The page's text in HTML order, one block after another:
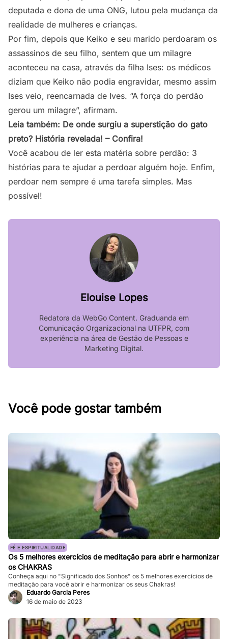
deputada e dona de uma ONG, lutou pela mudança da
realidade de mulheres e crianças.
Por fim, depois que Keiko e seu marido perdoaram os
assassinos de seu filho, sentem que um milagre
aconteceu na casa, através da filha Ises: os médicos
diziam que Keiko não podia engravidar, mesmo assim
Ises veio, reencarnada de Ives. “A força do perdão
gerou um milagre”, afirmam.
Leia também: De onde surgiu a superstição do gato
preto? História revelada! – Confira!
Você acabou de ler esta matéria sobre perdão: 3
histórias para te ajudar a perdoar alguém hoje. Enfim,
perdoar nem sempre é uma tarefa simples. Mas
possível!
Elouise Lopes
Redatora da WebGo Content. Graduanda em
Comunicação Organizacional na UTFPR, com
experiência na área de Gestão de Pessoas e
Marketing Digital.
Você pode gostar também
FÉ E ESPIRITUALIDADE
Os 5 melhores exercícios de meditação para abrir e harmonizar
os CHAKRAS
Conheça aqui no "Significado dos Sonhos" os 5 melhores exercícios de
meditação para você abrir e harmonizar os seus Chakras!
Eduardo Garcia Peres
16 de maio de 2023